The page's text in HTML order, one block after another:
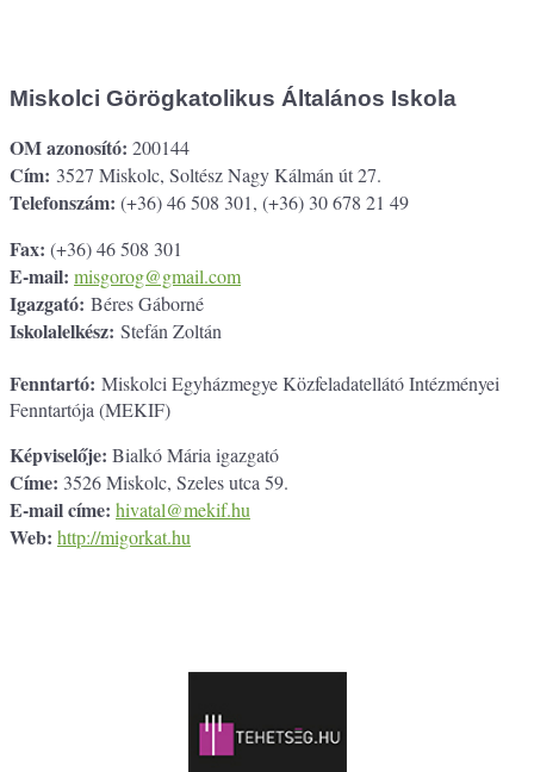
Miskolci Görögkatolikus Általános Iskola
OM azonosító: 200144
Cím: 3527 Miskolc, Soltész Nagy Kálmán út 27.
Telefonszám: (+36) 46 508 301, (+36) 30 678 21 49
Fax: (+36) 46 508 301
E-mail: misgorog@gmail.com
Igazgató: Béres Gáborné
Iskolalelkész: Stefán Zoltán
Fenntartó: Miskolci Egyházmegye Közfeladatellátó Intézményei
Fenntartója (MEKIF)
Képviselője: Bialkó Mária igazgató
Címe: 3526 Miskolc, Szeles utca 59.
E-mail címe: hivatal@mekif.hu
Web: http://migorkat.hu